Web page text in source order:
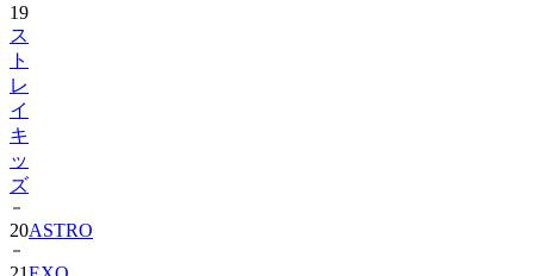
ト
レ
イ
キ
ッ
ズ
20
21EXO